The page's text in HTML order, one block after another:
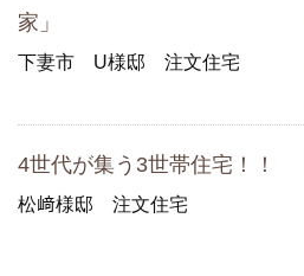
家」
下妻市 U様邸 注文住宅
4世代が集う3世帯住宅！！
松﨑様邸 注文住宅